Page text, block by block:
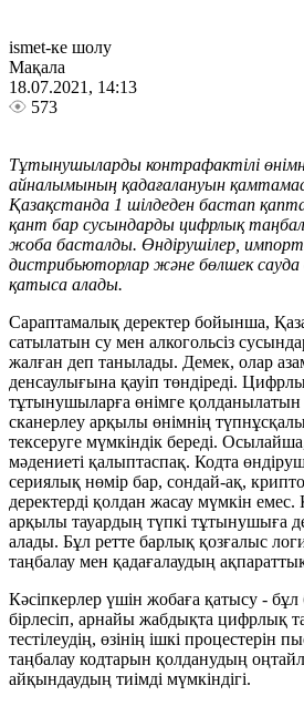
ismet-ке шолу
Мақала
18.07.2021, 14:13
573
Тұтынушыларды контрафактілі
айналымының қадағалануын
Қазақстанда 1 шілдеден бастап
қант бар сусындарды цифрлық
жоба басталды. Өндірушілер,
дистрибьюторлар және бөлшек сауда
қатыса алады.
Сараптамалық деректер бойынша,
сатылатын су мен алкогольсіз
жалған деп танылады. Демек, олар
денсаулығына қауіп төндіреді.
тұтынушыларға өнімге
сканерлеу арқылы өнімнің
тексеруге мүмкіндік береді.
мәдениеті қалыптаспақ. Кодта
сериялық нөмір бар, сондай-ақ,
деректерді қолдан жасау мүмкін емес.
арқылы тауардың түпкі тұтынушыға
алады. Бұл ретте барлық қозғалыс
таңбалау мен қадағалаудың ақпараттық
Кәсіпкерлер үшін жобаға қатысу - бұл
бірлесіп, арнайы жабдықта цифрлық
тестілеудің, өзінің ішкі процестерін
таңбалау кодтарын қолданудың
айқындаудың тиімді мүмкіндігі.